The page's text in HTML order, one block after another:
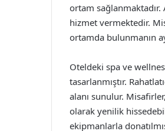
ortam sağlanmaktadır.
hizmet vermektedir.
ortamda bulunmanın
Oteldeki spa ve
tasarlanmıştır.
alanı sunulur.
olarak yenilik
ekipmanlarla